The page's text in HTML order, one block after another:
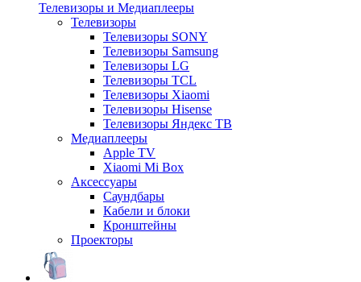
Телевизоры и Медиаплееры
Телевизоры
Телевизоры SONY
Телевизоры Samsung
Телевизоры LG
Телевизоры TCL
Телевизоры Xiaomi
Телевизоры Hisense
Телевизоры Яндекс ТВ
Медиаплееры
Apple TV
Xiaomi Mi Box
Аксессуары
Саундбары
Кабели и блоки
Кронштейны
Проекторы